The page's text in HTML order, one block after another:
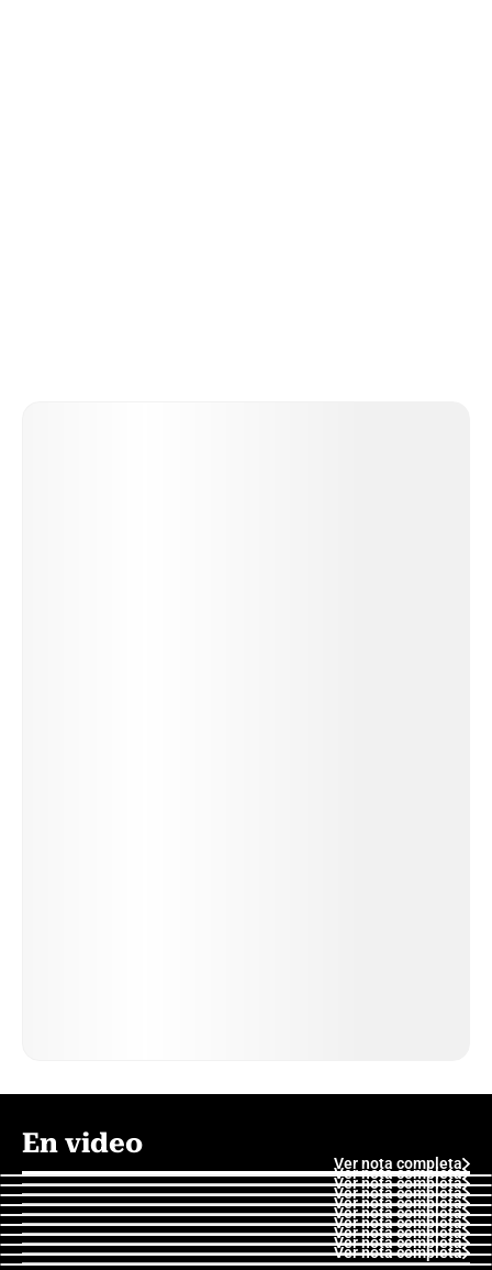
En video
Ver nota completa
Ver nota completa
Ver nota completa
Ver nota completa
Ver nota completa
Ver nota completa
Ver nota completa
Ver nota completa
Ver nota completa
Ver nota completa